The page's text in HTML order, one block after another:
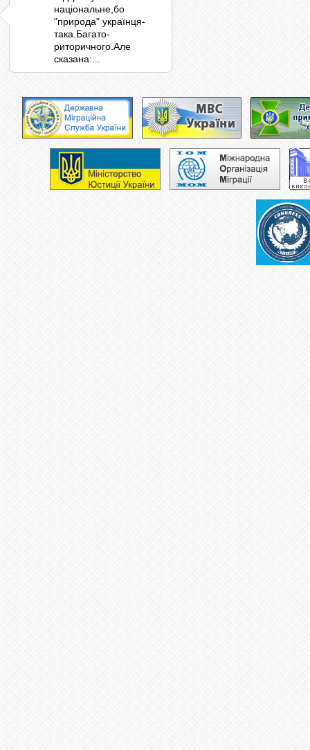
національне,бо
"природа" українця-
така.Багато-
риторичного.Але
сказана:...